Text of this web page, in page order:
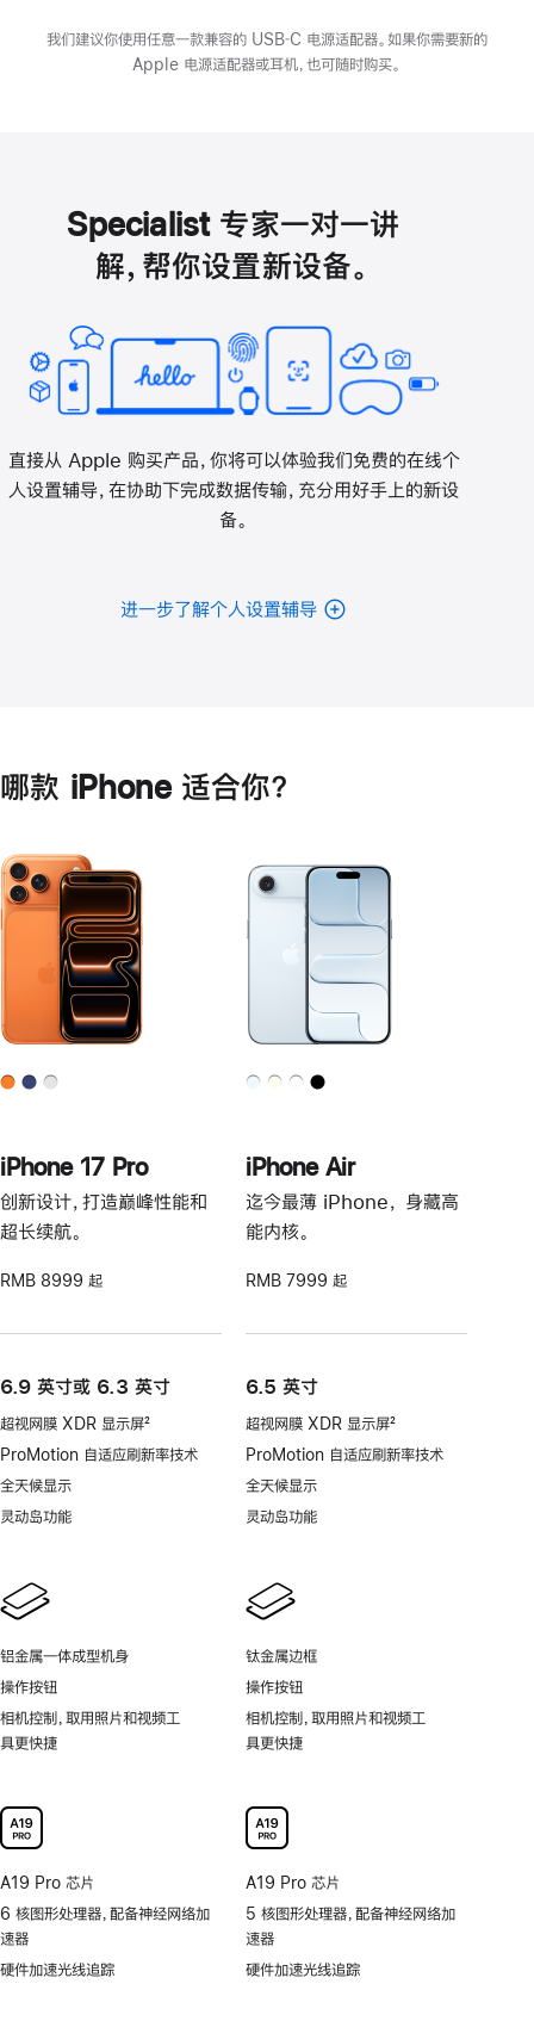
打
开)
我们建议你使用任意一款兼容的 USB‑C 电源适配器。如果你需要新的
Apple 电源适配器或耳机，也可随时购买。
Specialist 专家一对一讲
解，帮你设置新设备。
直接从 Apple 购买产品，你将可以体验我们免费的在线个
人设置辅导，在协助下完成数据传输，充分用好手上的新设
备。
进一步了解个人设置辅导
哪款 iPhone 适合你？
iPhone 17 Pro
创新设计，打造巅峰性能和
超长续航。
RMB 8999 起
6.9 英寸或 6.3 英寸
超视网膜 XDR 显示屏
脚
2
ProMotion 自适应刷新率技术
全天候显示
灵动岛功能
铝金属一体成型机身
操作按钮
相机控制，取用照片和视频工
具更快捷
A19 Pro 芯片
6 核图形处理器，配备神经网络加
速器
硬件加速光线追踪
iPhone Air
迄今最薄 iPhone， 身藏高
能内核。
RMB 7999 起
6.5 英寸
超视网膜 XDR 显示屏
脚
2
ProMotion 自适应刷新率技术
全天候显示
灵动岛功能
钛金属边框
操作按钮
相机控制，取用照片和视频工
具更快捷
A19 Pro 芯片
5 核图形处理器，配备神经网络加
速器
硬件加速光线追踪